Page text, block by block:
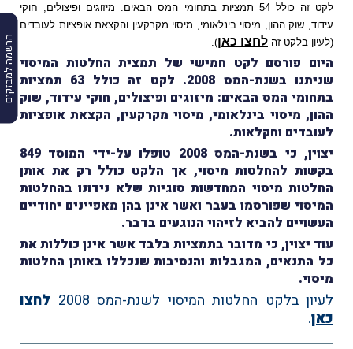
הרשמה למבזקים
לקט זה כולל 54 תמציות בתחומי המס הבאים: מיזוגים ופיצולים, חוקי
עידוד, שוק ההון, מיסוי בינלאומי, מיסוי מקרקעין והקצאת אופציות לעובדים
(לעיון בלקט זה לחצו כאן).
היום פורסם לקט חמישי של תמצית החלטות המיסוי
שניתנו בשנת-המס 2008. לקט זה כולל 63 תמציות
בתחומי המס הבאים: מיזוגים ופיצולים, חוקי עידוד, שוק
ההון, מיסוי בינלאומי, מיסוי מקרקעין, הקצאת אופציות
לעובדים וחקלאות.
יצוין, כי בשנת-המס 2008 טופלו על-ידי המוסד 849
בקשות להחלטות מיסוי, אך הלקט כולל רק את אותן
החלטות מיסוי המחדשות סוגיות שלא נידונו בהחלטות
המיסוי שפורסמו בעבר ואשר אינן בהן מאפיינים יחודיים
העשויים להביא לזיהוי הנוגעים בדבר.
עוד יצוין, כי מדובר בתמציות בלבד אשר אינן כוללות את
כל התנאים, המגבלות והנסיבות שנכללו באותן החלטות
מיסוי.
לעיון בלקט החלטות המיסוי לשנת-המס 2008
לחצו
כאן.